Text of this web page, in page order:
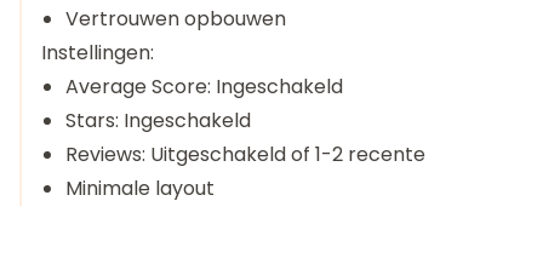
Vertrouwen opbouwen
Instellingen:
Average Score: Ingeschakeld
Stars: Ingeschakeld
Reviews: Uitgeschakeld of 1-2 recente
Minimale layout